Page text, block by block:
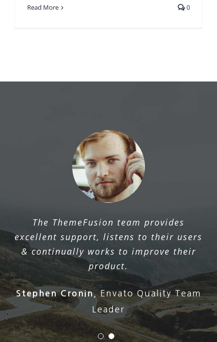
Read More 0
The ThemeFusion team provides
excellent support, listens to their users
& continually works to improve their
product.
Stephen Cronin,Envato Quality Team
Leader